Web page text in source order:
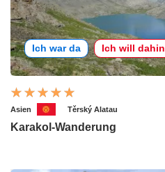
Ich war da Ich will dahin
Asien Těrský Alatau
Karakol-Wanderung